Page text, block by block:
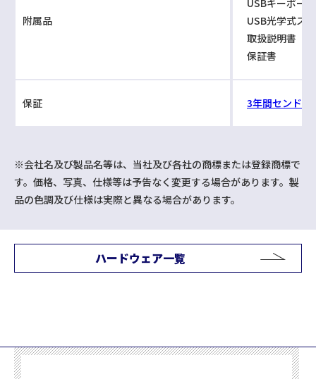
附属品
USB光学式ス
取扱説明書
保証書
保証 3年間センドバ
※会社名及び製品名等は、当社及び各社の商標または登録商標で
す。価格、写真、仕様等は予告なく変更する場合があります。製
品の色調及び仕様は実際と異なる場合があります。
ハードウェア一覧